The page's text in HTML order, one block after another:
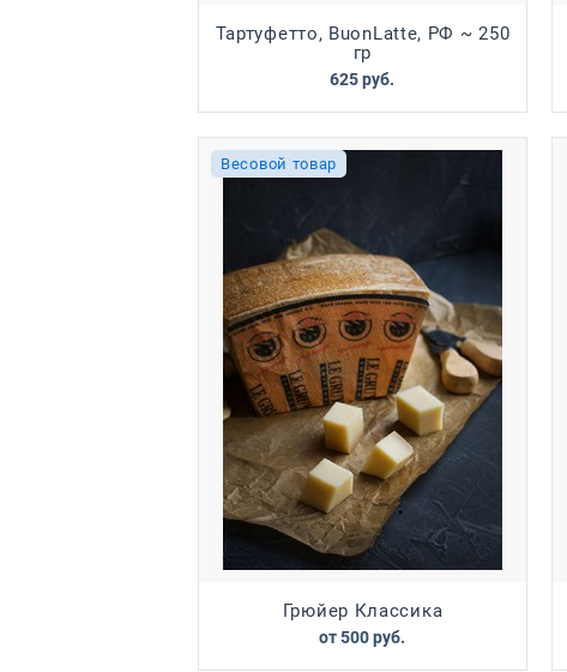
Тартуфетто, BuonLatte, РФ ~ 250
гр
625 руб.
Грюйер Классика
Весовой товар
от500 руб.